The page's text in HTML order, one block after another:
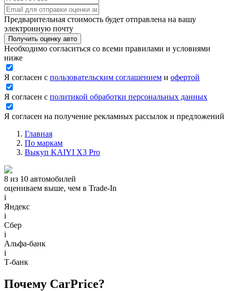
Предварительная стоимость будет отправлена на вашу
электронную почту
Получить оценку авто
Необходимо согласиться со всеми правилами и условиями
ниже
Я согласен с пользовательским соглашением и офертой
Я согласен с политикой обработки персональных данных
Я согласен на получение рекламных рассылок и предложений
Главная
По маркам
Выкуп KAIYI X3 Pro
8 из 10 автомобилей
оцениваем выше, чем в Trade‑In
i
Яндекс
i
Сбер
i
Альфа-банк
i
Т-банк
Почему CarPrice?